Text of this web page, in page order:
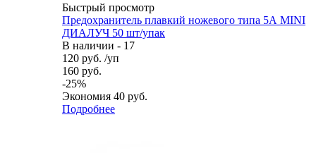
Быстрый просмотр
Предохранитель плавкий ножевого типа 5А MINI
ДИАЛУЧ 50 шт/упак
В наличии - 17
120 руб. /уп
160 руб.
-25%
Экономия 40 руб.
Подробнее